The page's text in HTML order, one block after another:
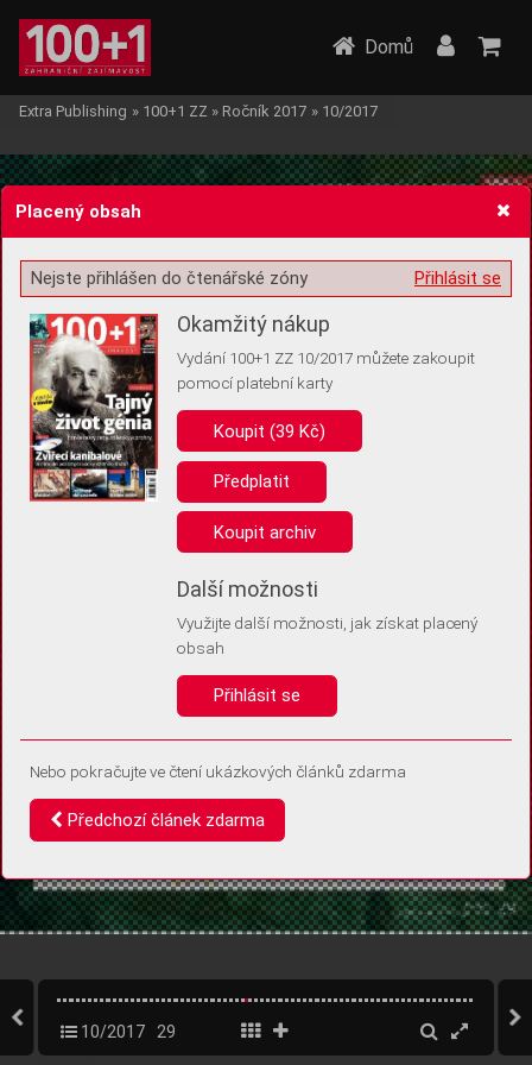
Žádost o souhlas s ukládáním volitelných informací
Pro základní fungování webu nepotřebujeme ukládat žádné informace
(tzv. cookies apod.). Rádi bychom vás ale požádali o souhlas s
uložením volitelných informací:
Anonymní unikátní ID
Díky němu příště poznáme, že se jedná o stejné zařízení, a
Identifikátor je zcela anonymní.
Vaše souhlasy a odmítnutí si ukládáme do vašeho zařízení, abychom se
vás už příště znovu neptali. Můžete je kdykoli později upravit ve Správě
Domů
Extra Publishing » 100+1 ZZ » Ročník 2017 » 10/2017
10/2017 29
Placený obsah
Přihlásit se
Nejste přihlášen do čtenářské zóny
Okamžitý nákup
Vydání 100+1 ZZ 10/2017 můžete zakoupit
pomocí platební karty
Koupit (39 Kč)
Předplatit
Koupit archiv
Další možnosti
Využijte další možnosti, jak získat placený
obsah
Přihlásit se
Nebo pokračujte ve čtení ukázkových článků zdarma
Předchozí článek zdarma